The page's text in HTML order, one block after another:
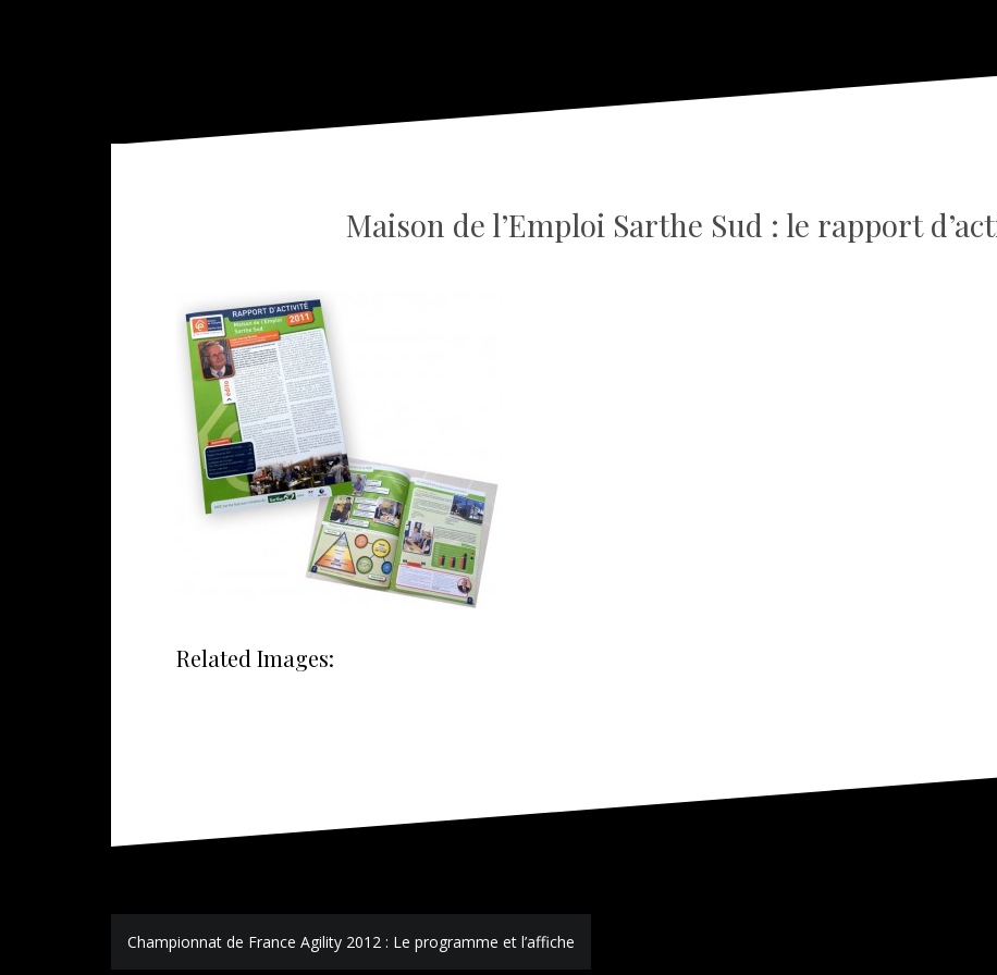
Maison de l’Emploi Sarthe Sud : le rapport
Related Images:
Navigation
de
Championnat de France Agility 2012 : Le programme et l’affiche